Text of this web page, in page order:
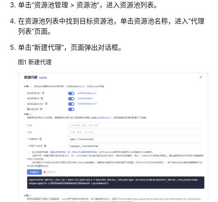
建
CodeArts
资
池
在
CodeArts
源
新
建
代
理
单击“资源池管理 > 资源池”，进入资源池列表。
在资源池列表中找到目标资源池，单击资源池名称，进入“代理
列表”页面。
单击“新建代理”，页面弹出对话框。
图1 新建代理